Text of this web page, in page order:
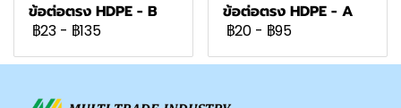
ข้อต่อตรง HDPE - B
฿23 - ฿135
ข้อต่อตรง HDPE - A
฿20 - ฿95